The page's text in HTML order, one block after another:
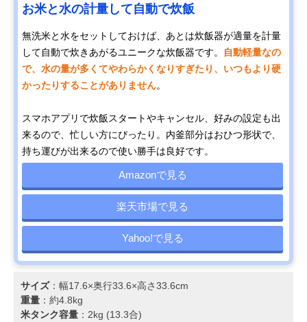
お米と水の計量して自動で炊飯
無洗米と水をセットしておけば、あとは炊飯器が適量を計量
して自動で炊きあがるユニークな炊飯器です。
自動軽量なの
で、水の量が多くてやわらかくなりすぎたり、いつもより硬
かったりすることがありません。
スマホアプリで炊飯スタートやキャンセル、好みの設定も出
来るので、忙しい方にぴったり。内釜部分はおひつ形状で、
持ち運びが出来るので使い勝手は良好です。
Amazonで見る
楽天市場で見る
Yahoo!で見る
サイズ：幅17.6×奥行33.6×高さ33.6cm
重量 ：約4.8kg
米タンク容量 ：2kg (13.3合)